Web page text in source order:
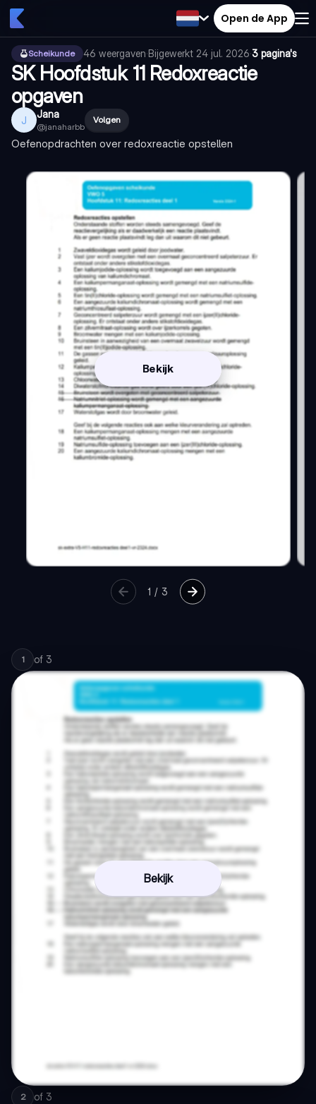
Open de App
Scheikunde 46 weergaven·Bijgewerkt 24 jul. 2026·3 pagina's
SK Hoofdstuk 11 Redoxreactie
opgaven
J Jana
@janaharbb
Volgen
Oefenopdrachten over redoxreactie opstellen
Bekijk
1 / 3
1 of 3
Bekijk
2 of 3